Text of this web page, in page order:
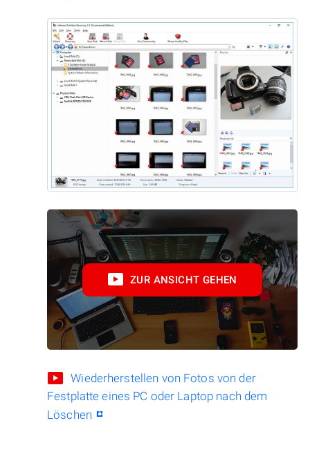
ZUR ANSICHT GEHEN
Wiederherstellen von Fotos von der
Festplatte eines PC oder Laptop nach dem
Löschen